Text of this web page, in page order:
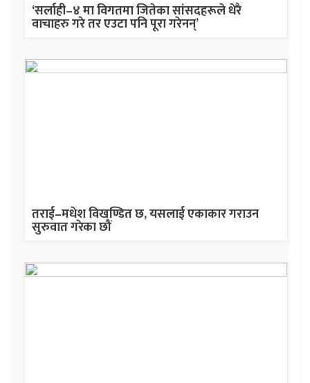
‘सर्लाही–४ मा विगतमा जितेका सांसदहरूले धेरै
वाचाहरु गरे तर एउटा पनि पूरा गरेनन्’
तराई–मधेश विखण्डित छ, यसलाई एकाकार गराउन
सुरुवात गरेका छौं